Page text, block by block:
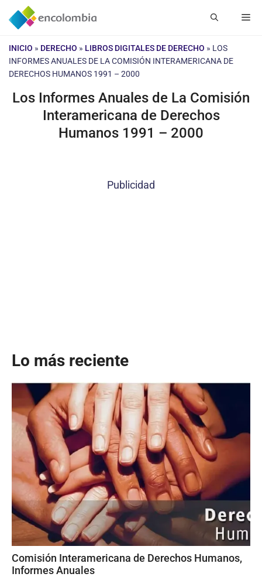
Saltar
INICIO » DERECHO » LIBROS DIGITALES DE DERECHO » LOS
INFORMES ANUALES DE LA COMISIÓN INTERAMERICANA DE
DERECHOS HUMANOS 1991 – 2000
Los Informes Anuales de La Comisión
Interamericana de Derechos
Humanos 1991 – 2000
Publicidad
Lo más reciente
Comisión Interamericana de Derechos Humanos,
Informes Anuales